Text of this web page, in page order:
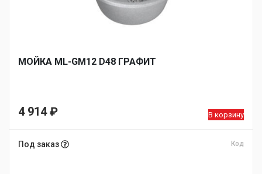
МОЙКA ML-GM12 D48 ГРАФИТ
4 914₽ В корзину
Под заказ Код